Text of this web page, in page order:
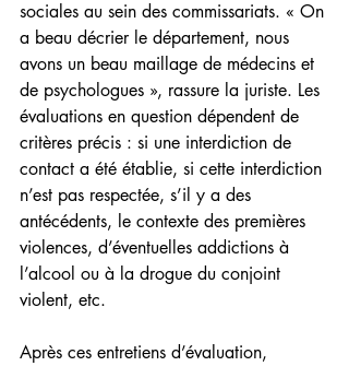
sociales au sein des commissariats. « On
a beau décrier le département, nous
avons un beau maillage de médecins et
de psychologues », rassure la juriste. Les
évaluations en question dépendent de
critères précis : si une interdiction de
contact a été établie, si cette interdiction
n’est pas respectée, s’il y a des
antécédents, le contexte des premières
violences, d’éventuelles addictions à
l’alcool ou à la drogue du conjoint
violent, etc.
Après ces entretiens d’évaluation,